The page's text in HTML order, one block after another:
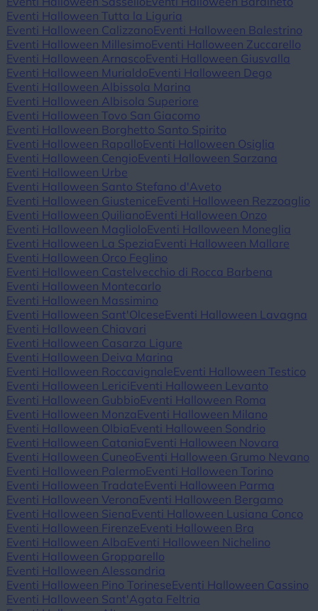
Eventi Halloween Tutta la Liguria
Eventi Halloween CalizzanoEventi Halloween Balestrino
Eventi Halloween MillesimoEventi Halloween Zuccarello
Eventi Halloween ArnascoEventi Halloween Giusvalla
Eventi Halloween MurialdoEventi Halloween Dego
Eventi Halloween Albissola Marina
Eventi Halloween Albisola Superiore
Eventi Halloween Tovo San Giacomo
Eventi Halloween Borghetto Santo Spirito
Eventi Halloween RapalloEventi Halloween Osiglia
Eventi Halloween CengioEventi Halloween Sarzana
Eventi Halloween Urbe
Eventi Halloween Santo Stefano d'Aveto
Eventi Halloween GiusteniceEventi Halloween Rezzoaglio
Eventi Halloween QuilianoEventi Halloween Onzo
Eventi Halloween MaglioloEventi Halloween Moneglia
Eventi Halloween La Spezia Eventi Halloween Mallare
Eventi Halloween Orco Feglino
Eventi Halloween Castelvecchio di Rocca Barbena
Eventi Halloween Montecarlo
Eventi Halloween Massimino
Eventi Halloween Sant'OlceseEventi Halloween Lavagna
Eventi Halloween Chiavari
Eventi Halloween Casarza Ligure
Eventi Halloween Deiva Marina
Eventi Halloween RoccavignaleEventi Halloween Testico
Eventi Halloween LericiEventi Halloween Levanto
Eventi Halloween GubbioEventi Halloween Roma
Eventi Halloween Monza Eventi Halloween Milano
Eventi Halloween Olbia Eventi Halloween Sondrio
Eventi Halloween Catania Eventi Halloween Novara
Eventi Halloween CuneoEventi Halloween Grumo Nevano
Eventi Halloween PalermoEventi Halloween Torino
Eventi Halloween TradateEventi Halloween Parma
Eventi Halloween Verona Eventi Halloween Bergamo
Eventi Halloween Siena Eventi Halloween Lusiana Conco
Eventi Halloween FirenzeEventi Halloween Bra
Eventi Halloween Alba Eventi Halloween Nichelino
Eventi Halloween Gropparello
Eventi Halloween Alessandria
Eventi Halloween Pino TorineseEventi Halloween Cassino
Eventi Halloween Sant'Agata Feltria